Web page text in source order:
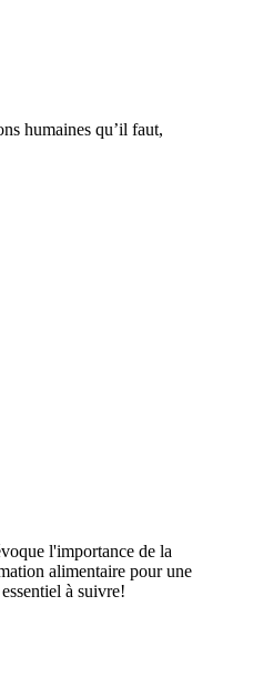
humaines qu’il faut,
l'importance de la
alimentaire pour une
à suivre!